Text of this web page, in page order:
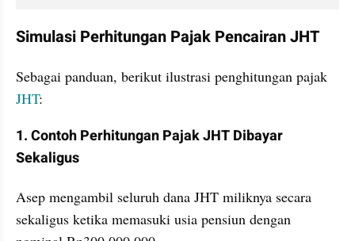
Simulasi Perhitungan Pajak Pencairan JHT
JHT:
1. Contoh Perhitungan Pajak JHT Dibayar
Sekaligus
Asep mengambil seluruh dana JHT miliknya secara
sekaligus ketika memasuki usia pensiun dengan